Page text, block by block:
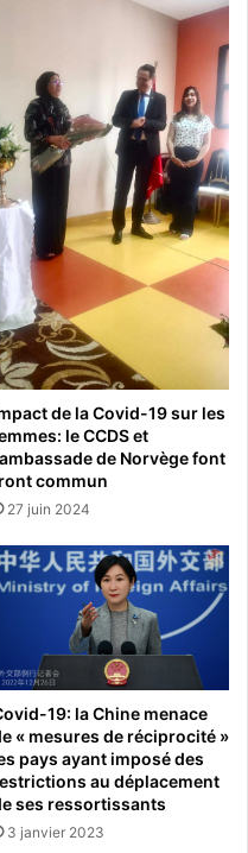
de la Covid-19 sur les
le CCDS et
de Norvège font
commun
27 juin 2024
19: la Chine menace
« mesures de réciprocité »
pays ayant imposé des
au déplacement
ses ressortissants
3 janvier 2023